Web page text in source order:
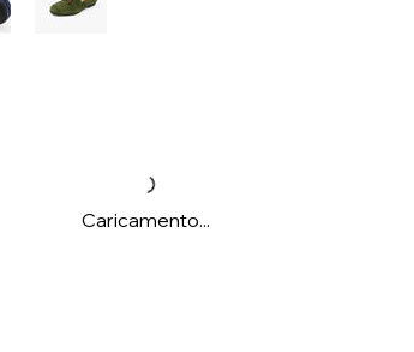
Caricamento...